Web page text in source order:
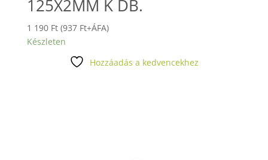
125X2MM K DB.
1 190 Ft (937 Ft+ÁFA)
Készleten
Hozzáadás a kedvencekhez